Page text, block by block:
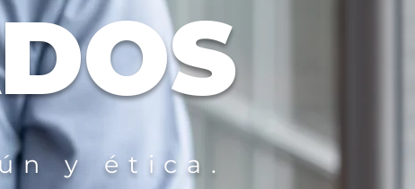
y ética.